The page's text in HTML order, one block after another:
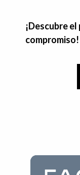
¡Descubre
compromiso!